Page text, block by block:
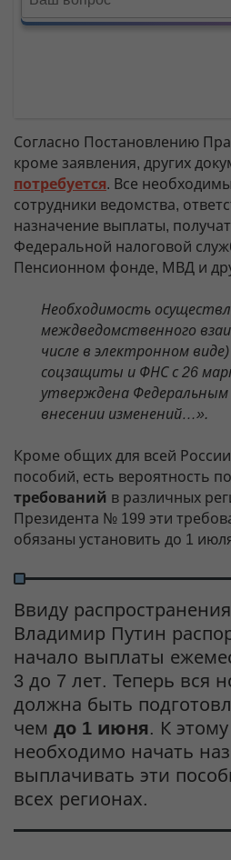
Согласно Постановлению
кроме заявления, других
потребуется. Все
сотрудники ведомства,
назначение выплаты,
Федеральной налоговой
Пенсионном фонде, МВД и
Необходимость
междведомственного
числе в электронном
соцзащиты и ФНС с 26
утверждена Федеральным
внесении изменений…».
Кроме общих для всей
пособий, есть вероятность
требований в различных
Президента № 199 эти
обязаны установить до 1
Ввиду
Владимир Путин
начало выплаты
3 до 7 лет. Теперь вся
должна быть
чем до 1 июня. К
необходимо начать
выплачивать эти
всех регионах.